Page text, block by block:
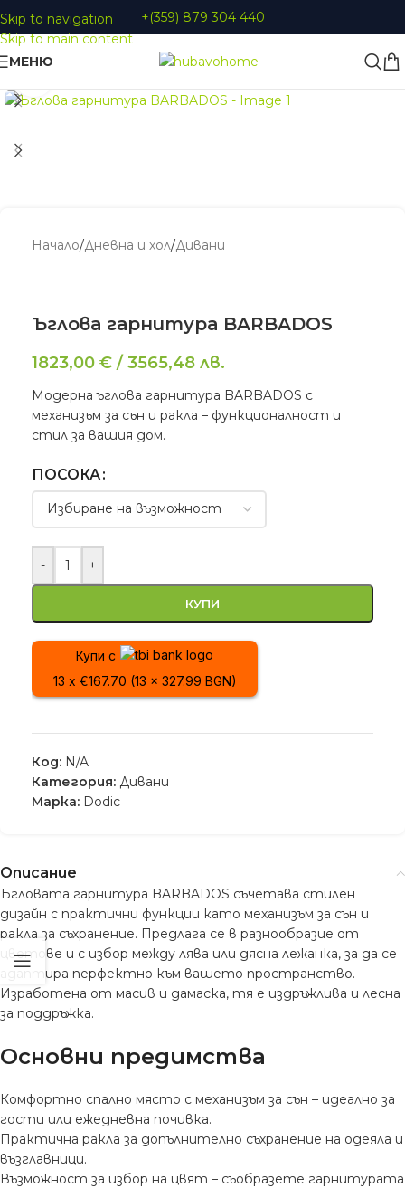
Skip to navigation
Skip to main content
+(359) 879 304 440
МЕНЮ
Начало/Дневна и хол/Дивани
Ъглова гарнитура BARBADOS
1823,00 € /3565,48 лв.
Модерна ъглова гарнитура BARBADOS с
механизъм за сън и ракла – функционалност и
стил за вашия дом.
ПОСОКА
- +
КУПИ
Купи с
13 x €167.70 (13 x 327.99 BGN)
Код: N/A
Категория: Дивани
Марка: Dodic
Описание
Ъгловата гарнитура BARBADOS съчетава стилен
дизайн с практични функции като механизъм за сън и
ракла за съхранение. Предлага се в разнообразие от
цветове и с избор между лява или дясна лежанка, за да се
адаптира перфектно към вашето пространство.
Изработена от масив и дамаска, тя е издръжлива и лесна
за поддръжка.
Основни предимства
Комфортно спално място с механизъм за сън – идеално за
гости или ежедневна почивка.
Практична ракла за допълнително съхранение на одеяла и
възглавници.
Възможност за избор на цвят – съобразете гарнитурата